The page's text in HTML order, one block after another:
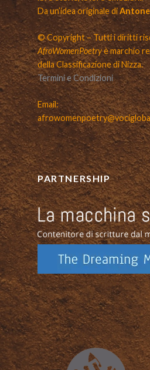
Da un’idea originale di
© Copyright – Tutti i diritti
AfroWomenPoetryè marchio
della Classificazione di Nizza.
Termini e Condizioni
Email:
PARTNERSHIP